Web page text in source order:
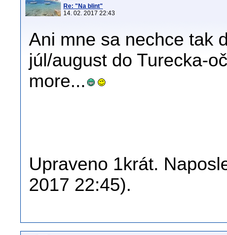
Re: "Na blint"
14. 02. 2017 22:43
Ani mne sa nechce tak
júl/august do Turecka-
more...
Upraveno 1krát.
2017 22:45).